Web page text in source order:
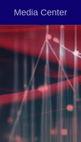
Media Center